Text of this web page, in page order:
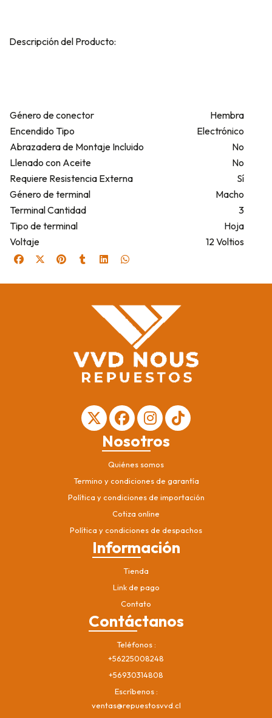
Descripción del Producto:
Género de conector
Hembra
Encendido Tipo
Electrónico
Abrazadera de Montaje Incluido
No
Llenado con Aceite
No
Requiere Resistencia Externa
Sí
Género de terminal
Macho
Terminal Cantidad
3
Tipo de terminal
Hoja
Voltaje
12 Voltios
Nosotros
Quiénes somos
Termino y condiciones de garantía
Política y condiciones de importación
Cotiza online
Política y condiciones de despachos
Información
Tienda
Link de pago
Contato
Contáctanos
Teléfonos
+56225008248
+56930314808
Escríbenos
ventas@repuestosvvd.cl